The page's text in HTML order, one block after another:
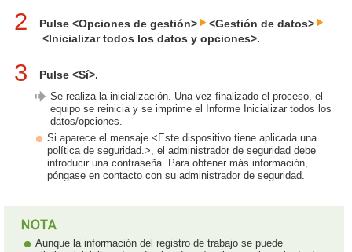
2 Pulse <Opciones de gestión>
<Gestión de datos>
<Inicializar todos los datos y opciones>.
3 Pulse <Sí>.
Se realiza la inicialización. Una vez finalizado el proceso, el
equipo se reinicia y se imprime el Informe Inicializar todos los
datos/opciones.
Si aparece el mensaje <Este dispositivo tiene aplicada una
política de seguridad.>, el administrador de seguridad debe
introducir una contraseña. Para obtener más información,
póngase en contacto con su administrador de seguridad.
Aunque la información del registro de trabajo se puede